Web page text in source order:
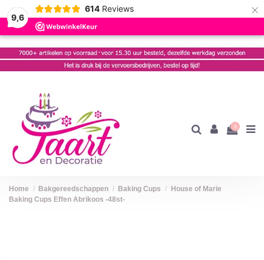
9,6
614 Reviews ×
0
Home Bakgereedschappen Baking Cups
House of Marie
Baking Cups Effen Abrikoos -48st-